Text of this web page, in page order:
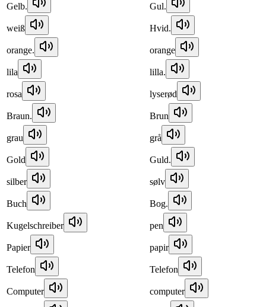
Gelb. Gul.
weiß Hvid.
orange. orange
lila lilla.
rosa lyserød
Braun. Brun
grau grå
Gold Guld.
silber sølv
Buch Bog.
Kugelschreiber pen
Papier papir
Telefon Telefon
Computer computer